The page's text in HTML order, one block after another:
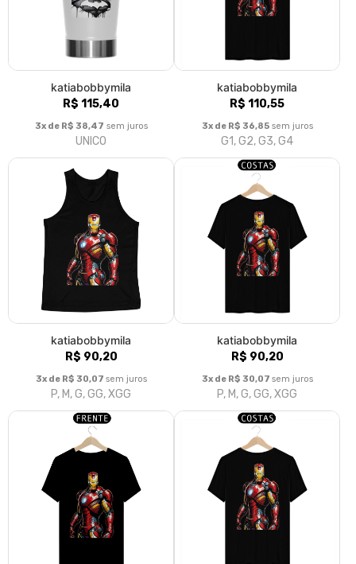
katiabobbymila
R$ 115,40
3x de R$ 38,47 sem juros
UNICO
katiabobbymila
R$ 110,55
3x de R$ 36,85sem juros
G1, G2, G3, G4
katiabobbymila
R$ 90,20
3x de R$ 30,07 sem juros
P, M, G, GG, XGG
katiabobbymila
R$ 90,20
3x de R$ 30,07 sem juros
P, M, G, GG, XGG